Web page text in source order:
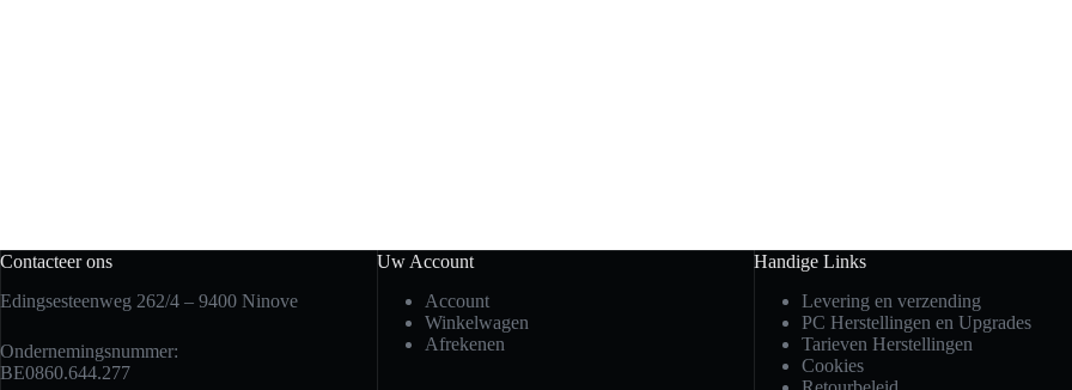
Contacteer ons
Edingsesteenweg 262/4 – 9400 Ninove
Ondernemingsnummer:
BE0860.644.277
Uw Account
Account
Winkelwagen
Afrekenen
Handige Links
Levering en verzending
PC Herstellingen en Upgrades
Tarieven Herstellingen
Cookies